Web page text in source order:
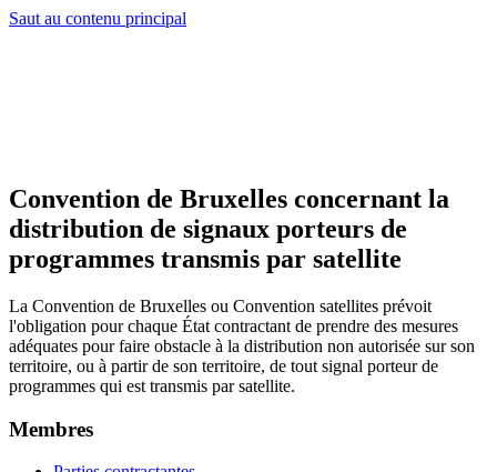
Saut au contenu principal
Convention de Bruxelles concernant la
distribution de signaux porteurs de
programmes transmis par satellite
La Convention de Bruxelles ou Convention satellites prévoit
l'obligation pour chaque État contractant de prendre des mesures
adéquates pour faire obstacle à la distribution non autorisée sur son
territoire, ou à partir de son territoire, de tout signal porteur de
programmes qui est transmis par satellite.
Membres